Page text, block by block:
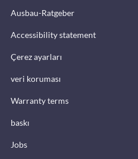
Ausbau-Ratgeber
Accessibility statement
Çerez ayarları
veri koruması
Warranty terms
baskı
Jobs